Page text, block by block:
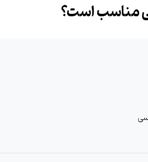
ساخت اپلیکیشن های موبایلی با جدیدترین
تمام نکات و جزییات گفته شده را باهم
مناسب است؟